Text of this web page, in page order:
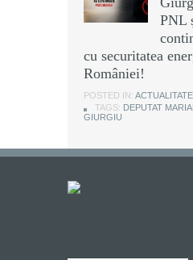
PNL
cu securitatea
României!
POSTED IN: ACTUALITATE
TAGS: DEPUTAT
GIURGIU